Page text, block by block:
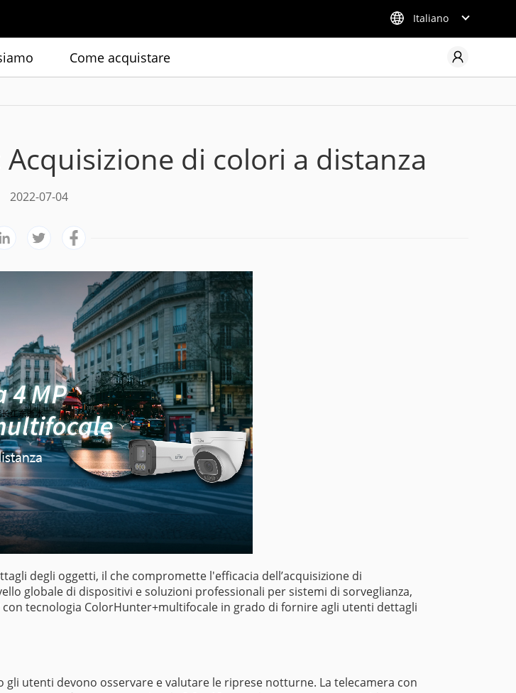
Italiano
Come acquistare
di colori a distanza
2022-07-04
degli oggetti, il che compromette l'efficacia dell’acquisizione di
globale di dispositivi e soluzioni professionali per sistemi di sorveglianza,
tecnologia ColorHunter+multifocale in grado di fornire agli utenti dettagli
utenti devono osservare e valutare le riprese notturne. La telecamera con